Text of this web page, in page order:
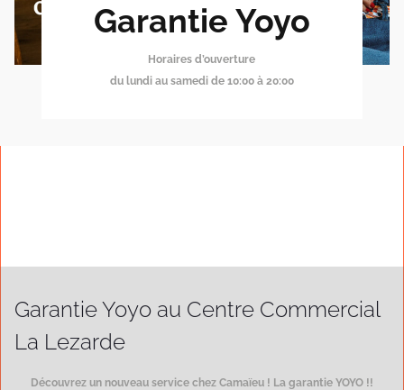
Garantie Yoyo
Horaires d’ouverture
du lundi au samedi de 10:00 à 20:00
Garantie Yoyo au Centre Commercial
La Lezarde
Découvrez un nouveau service chez Camaïeu ! La garantie YOYO !!